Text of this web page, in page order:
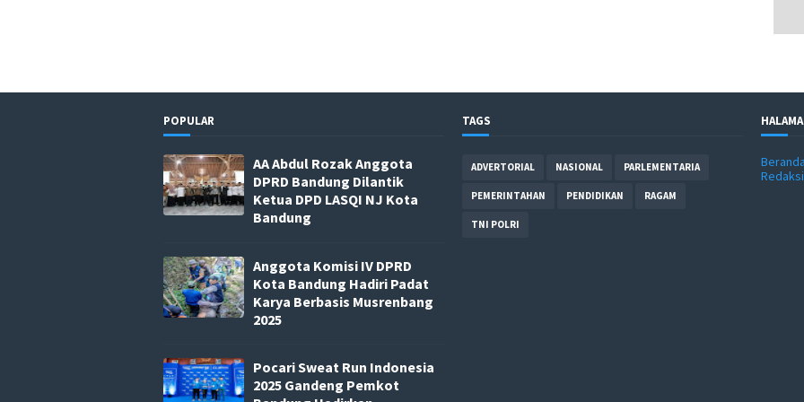
POPULAR
AA Abdul Rozak Anggota
DPRD Bandung Dilantik
Ketua DPD LASQI NJ Kota
Bandung
Anggota Komisi IV DPRD
Kota Bandung Hadiri Padat
Karya Berbasis Musrenbang
2025
Pocari Sweat Run Indonesia
2025 Gandeng Pemkot
TAGS
ADVERTORIAL NASIONAL PARLEMENTARIA
PEMERINTAHAN PENDIDIKAN RAGAM
TNI POLRI
Redaksi